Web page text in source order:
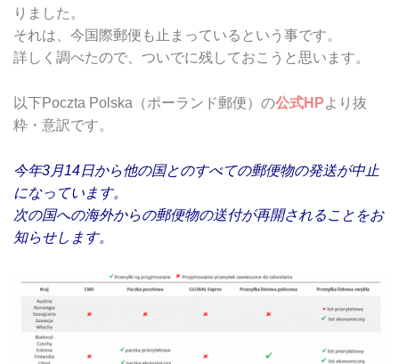
りました。
それは、今国際郵便も止まっているという事です。
詳しく調べたので、ついでに残しておこうと思います。
以下Poczta Polska（ポーランド郵便）の公式HPより抜
粋・意訳です。
今年3月14日から他の国とのすべての郵便物の発送が中止
になっています。
次の国への海外からの郵便物の送付が再開されることをお
知らせします。